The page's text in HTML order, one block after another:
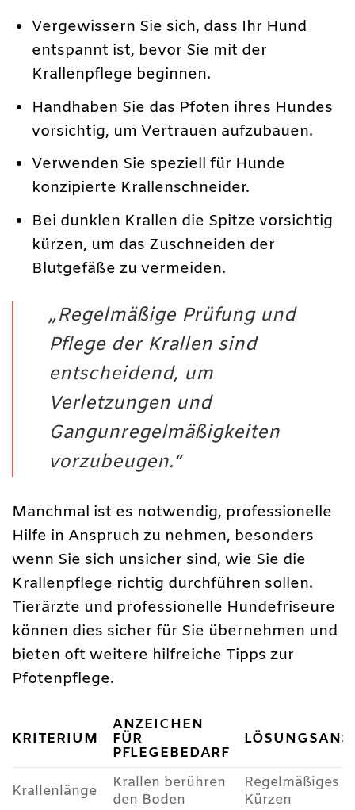
Vergewissern Sie sich, dass Ihr Hund
entspannt ist, bevor Sie mit der
Krallenpflege beginnen.
Handhaben Sie das Pfoten ihres Hundes
vorsichtig, um Vertrauen aufzubauen.
Verwenden Sie speziell für Hunde
konzipierte Krallenschneider.
Bei dunklen Krallen die Spitze vorsichtig
kürzen, um das Zuschneiden der
Blutgefäße zu vermeiden.
„Regelmäßige Prüfung und
Pflege der Krallen sind
entscheidend, um
Verletzungen und
Gangunregelmäßigkeiten
vorzubeugen.“
Manchmal ist es notwendig, professionelle
Hilfe in Anspruch zu nehmen, besonders
wenn Sie sich unsicher sind, wie Sie die
Krallenpflege richtig durchführen sollen.
Tierärzte und professionelle Hundefriseure
können dies sicher für Sie übernehmen und
bieten oft weitere hilfreiche Tipps zur
Pfotenpflege.
KRITERIUM
ANZEICHEN
FÜR
PFLEGEBEDARF
Krallenlänge
Krallen berühren
den Boden
Regelmäßiges
Kürzen